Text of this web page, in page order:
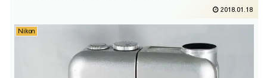
2018.01.18
Nikon